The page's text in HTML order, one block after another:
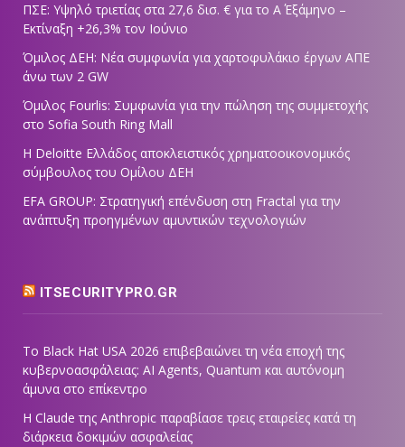
ΠΣΕ: Υψηλό τριετίας στα 27,6 δισ. € για το Α΄ Εξάμηνο –
Εκτίναξη +26,3% τον Ιούνιο
Όμιλος ΔΕΗ: Νέα συμφωνία για χαρτοφυλάκιο έργων ΑΠΕ
άνω των 2 GW
Όμιλος Fourlis: Συμφωνία για την πώληση της συμμετοχής
στο Sofia South Ring Mall
Η Deloitte Ελλάδος αποκλειστικός χρηματοοικονομικός
σύμβουλος του Ομίλου ΔΕΗ
EFA GROUP: Στρατηγική επένδυση στη Fractal για την
ανάπτυξη προηγμένων αμυντικών τεχνολογιών
ITSECURITYPRO.GR
Το Black Hat USA 2026 επιβεβαιώνει τη νέα εποχή της
κυβερνοασφάλειας: AI Agents, Quantum και αυτόνομη
άμυνα στο επίκεντρο
Η Claude της Anthropic παραβίασε τρεις εταιρείες κατά τη
διάρκεια δοκιμών ασφαλείας